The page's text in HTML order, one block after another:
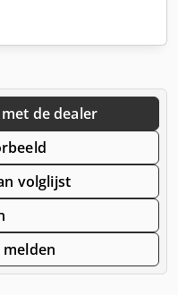
de dealer
volglijst